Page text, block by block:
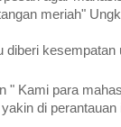
meriah"
" Kami para
di